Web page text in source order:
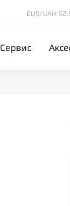
EUR/UAH
Сервис